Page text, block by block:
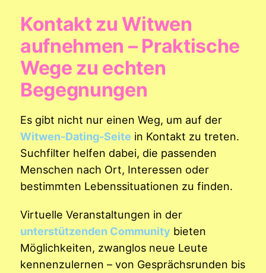
Kontakt zu Witwen
aufnehmen – Praktische
Wege zu echten
Begegnungen
Es gibt nicht nur einen Weg, um auf der
Witwen-Dating-Seite in Kontakt zu treten.
Suchfilter helfen dabei, die passenden
Menschen nach Ort, Interessen oder
bestimmten Lebenssituationen zu finden.
Virtuelle Veranstaltungen in der
unterstützenden Community bieten
Möglichkeiten, zwanglos neue Leute
kennenzulernen – von Gesprächsrunden bis